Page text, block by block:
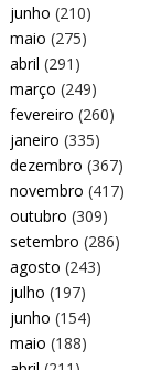
junho (210)
maio (275)
abril (291)
março (249)
fevereiro (260)
janeiro (335)
dezembro (367)
novembro (417)
outubro (309)
setembro (286)
agosto (243)
julho (197)
junho (154)
maio (188)